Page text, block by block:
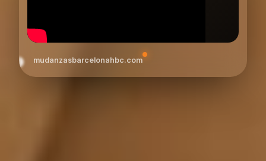
mudanzasbarcelonahbc.com